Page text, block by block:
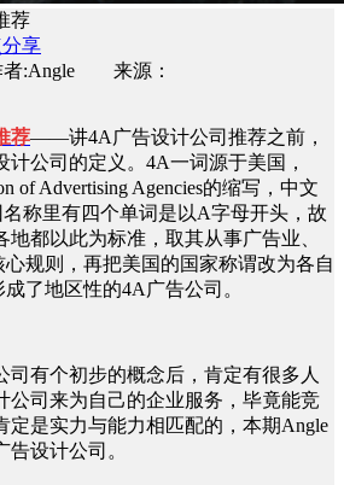
荐
享
:Angle 来源：
荐——讲4A广告设计公司推荐之前，
公司的定义。4A一词源于美国，
of Advertising Agencies的缩写，中文
称里有四个单词是以A字母开头，故
都以此为标准，取其从事广告业、
规则，再把美国的国家称谓改为各自
了地区性的4A广告公司。
司有个初步的概念后，肯定有很多人
公司来为自己的企业服务，毕竟能竞
定是实力与能力相匹配的，本期Angle
设计公司。